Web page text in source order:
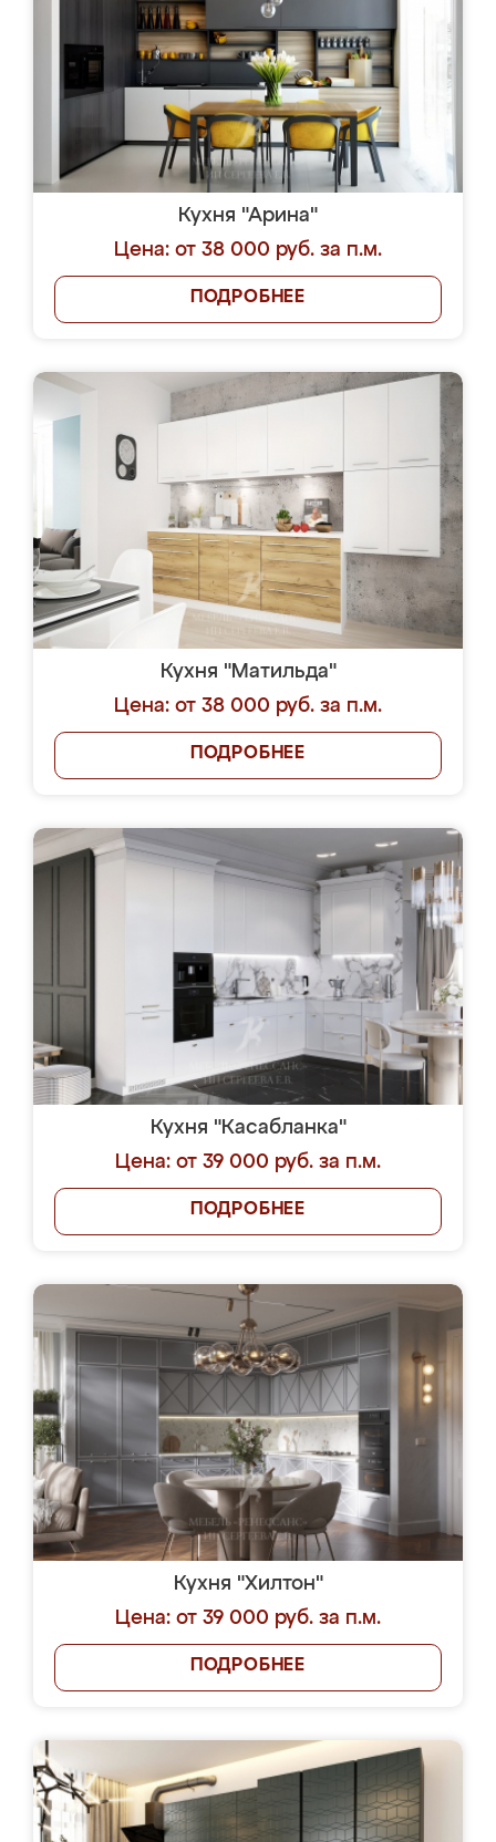
Кухня "Арина"
Цена: от 38 000 руб. за п.м.
ПОДРОБНЕЕ
Кухня "Матильда"
Цена: от 38 000 руб. за п.м.
ПОДРОБНЕЕ
Кухня "Касабланка"
Цена: от 39 000 руб. за п.м.
ПОДРОБНЕЕ
Кухня "Хилтон"
Цена: от 39 000 руб. за п.м.
ПОДРОБНЕЕ